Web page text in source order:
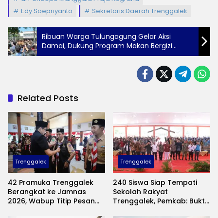
Edy Soepriyanto
Sekretaris Daerah Trenggalek
Ribuan Warga Tulungagung Gelar Aksi
Damai, Dukung Program Makan Bergizi
Gratis
Related Posts
Trenggalek
42 Pramuka Trenggalek
Berangkat ke Jamnas
2026, Wabup Titip Pesan
Trenggalek
240 Siswa Siap Tempati
Sekolah Rakyat
Trenggalek, Pemkab: Bukti